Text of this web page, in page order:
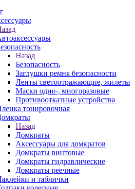
Назад
Безопасность
Заглушки ремня безопасности
Ленты светоотражающие, жилеты
Маски одно-, многоразовые
Противооткатные устройства
тонировочная
Назад
Домкраты
Аксессуары для домкратов
Домкраты винтовые
Домкраты гидравлические
Домкраты реечные
и таблички